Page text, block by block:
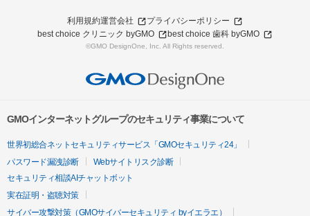
利用規約運営会社
プライバシーポリシー
best choice クリニック byGMO
best choice 歯科 byGMO
©GMO DesignOne, Inc. All Rights reserved.
GMOインターネットグループのセキュリティ事業について
世界初総合ネットセキュリティサービス「GMOセキュリティ24」
パスワード漏洩診断
Webサイトリスク診断
セキュリティ相談AIチャットボット
実在証明・盗聴対策
サイバー攻撃対策（GMOサイバーセキュリティ byイエラエ）